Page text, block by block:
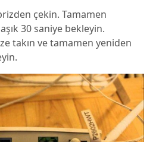
çekin. Tamamen
30 saniye bekleyin.
takın ve tamamen yeniden